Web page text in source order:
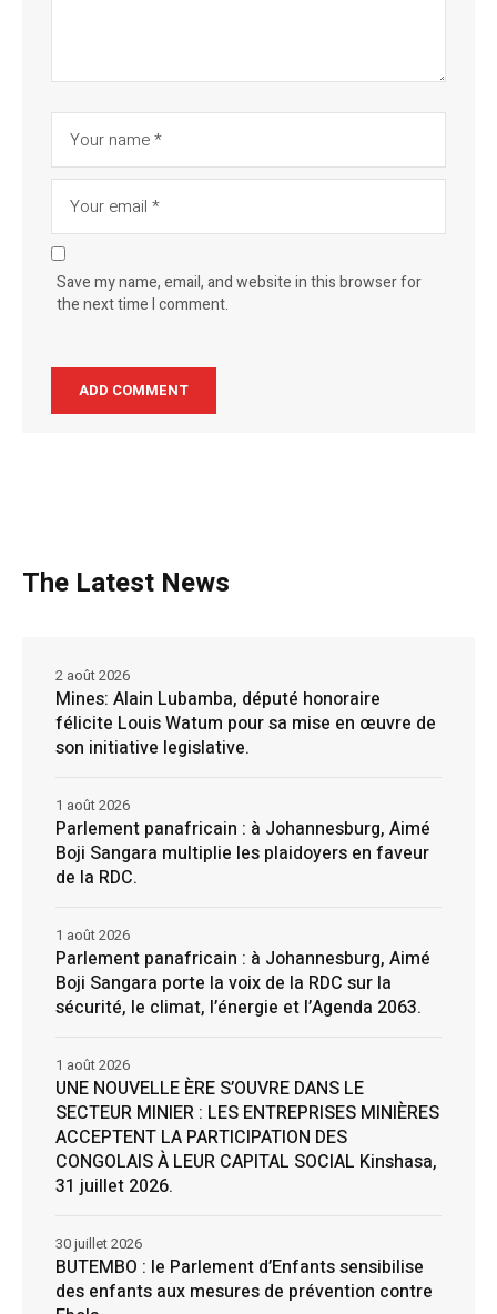
Save my name, email, and website in this browser for
the next time I comment.
The Latest News
Mines: Alain Lubamba, député honoraire
félicite Louis Watum pour sa mise en œuvre de
son initiative legislative.
2 août 2026
Parlement panafricain : à Johannesburg, Aimé
Boji Sangara multiplie les plaidoyers en faveur
de la RDC.
1 août 2026
Parlement panafricain : à Johannesburg, Aimé
Boji Sangara porte la voix de la RDC sur la
sécurité, le climat, l’énergie et l’Agenda 2063.
1 août 2026
UNE NOUVELLE ÈRE S’OUVRE DANS LE
SECTEUR MINIER : LES ENTREPRISES MINIÈRES
ACCEPTENT LA PARTICIPATION DES
CONGOLAIS À LEUR CAPITAL SOCIAL Kinshasa,
31 juillet 2026.
1 août 2026
BUTEMBO : le Parlement d’Enfants sensibilise
des enfants aux mesures de prévention contre
30 juillet 2026